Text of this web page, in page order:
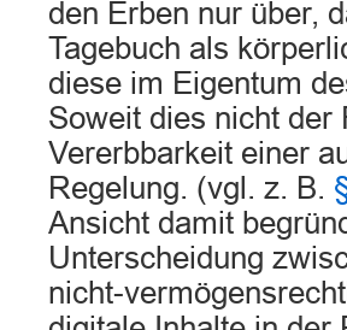
den Erben nur über,
Tagebuch als
diese im Eigentum
Soweit dies nicht der
Vererbbarkeit einer
Regelung. (vgl. z. B.
Ansicht damit
Unterscheidung
nicht-